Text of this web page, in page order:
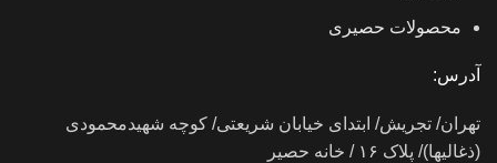
محصولات حصیری
آدرس:
تهران/ تجریش/ ابتدای خیابان شریعتی/ کوچه شهیدمحمودی
(ذغالیها)/ پلاک ۱۶ / خانه حصیر